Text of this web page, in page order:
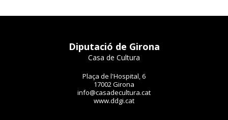
Diputació de Girona
Casa de Cultura
Plaça de l'Hospital, 6
17002 Girona
info@casadecultura.cat
www.ddgi.cat